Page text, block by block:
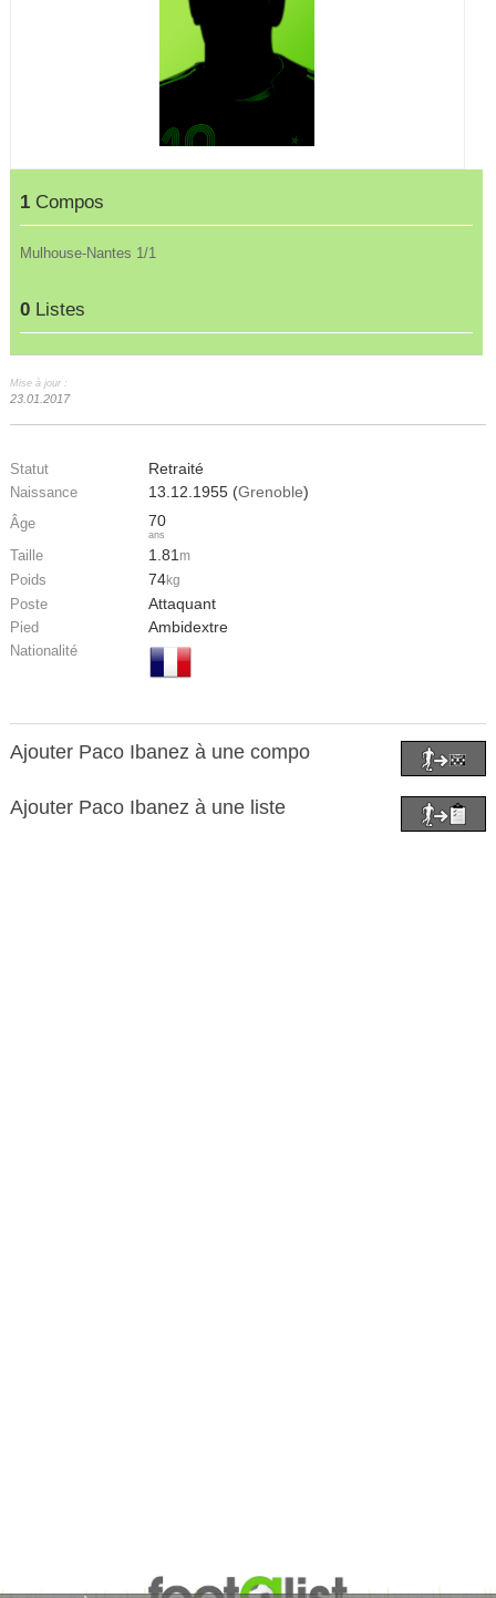
1 Compos
Mulhouse-Nantes 1/1
0 Listes
Mise à jour :
23.01.2017
Statut Retraité
Naissance 13.12.1955 (Grenoble)
Âge 70
ans
Taille 1.81 m
Poids 74kg
Poste Attaquant
Pied Ambidextre
Nationalité
Ajouter Paco Ibanez à une compo
Ajouter Paco Ibanez à une liste